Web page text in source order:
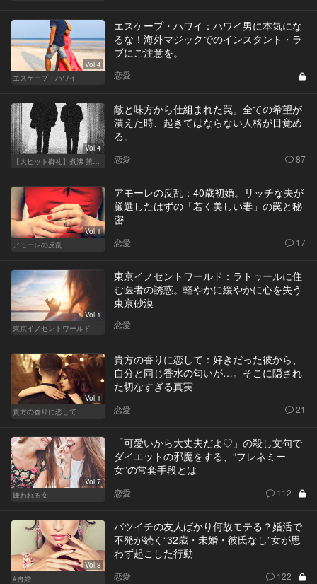
Vol.4
エスケープ・ハワイ
エスケープ・ハワイ：ハワイ男に本気にな
るな！海外マジックでのインスタント・ラ
ブにご注意を。
恋愛
Vol.4
敵と味方から仕組まれた罠。全ての希望が
潰えた時、起きてはならない人格が目覚め
る。
恋愛 87
Vol.1
アモーレの反乱
アモーレの反乱：40歳初婚。リッチな夫が
厳選したはずの「若く美しい妻」の罠と秘
密
恋愛 17
Vol.1
東京イノセントワールド
東京イノセントワールド：ラトゥールに住
む医者の誘惑。軽やかに緩やかに心を失う
東京砂漠
恋愛
Vol.1
貴方の香りに恋して
貴方の香りに恋して：好きだった彼から、
自分と同じ香水の匂いが…。そこに隠され
た切なすぎる真実
恋愛 21
Vol.7
嫌われる女
「可愛いから大丈夫だよ♡」の殺し文句で
ダイエットの邪魔をする、“フレネミー
女”の常套手段とは
恋愛 112
Vol.8
#再婚
バツイチの友人ばかり何故モテる？婚活で
不発が続く“32歳・未婚・彼氏なし”女が思
わず起こした行動
恋愛 122